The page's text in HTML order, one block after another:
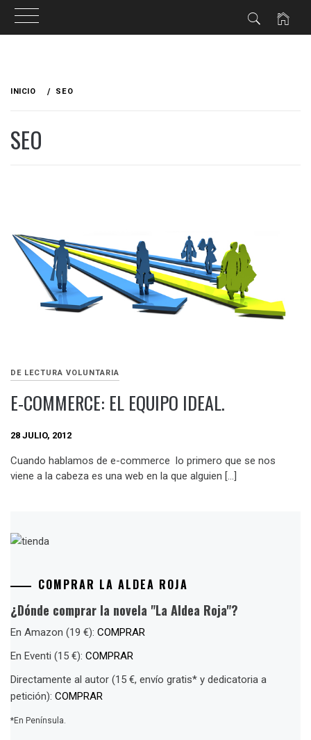
INICIO SEO
SEO
DE LECTURA VOLUNTARIA
E-COMMERCE: EL EQUIPO IDEAL.
28 JULIO, 2012
Cuando hablamos de e-commerce lo primero que se nos
viene a la cabeza es una web en la que alguien […]
COMPRAR LA ALDEA ROJA
¿Dónde comprar la novela "La Aldea Roja"?
En Amazon (19 €): COMPRAR
En Eventi (15 €): COMPRAR
Directamente al autor (15 €, envío gratis* y dedicatoria a
petición): COMPRAR
*En Península.